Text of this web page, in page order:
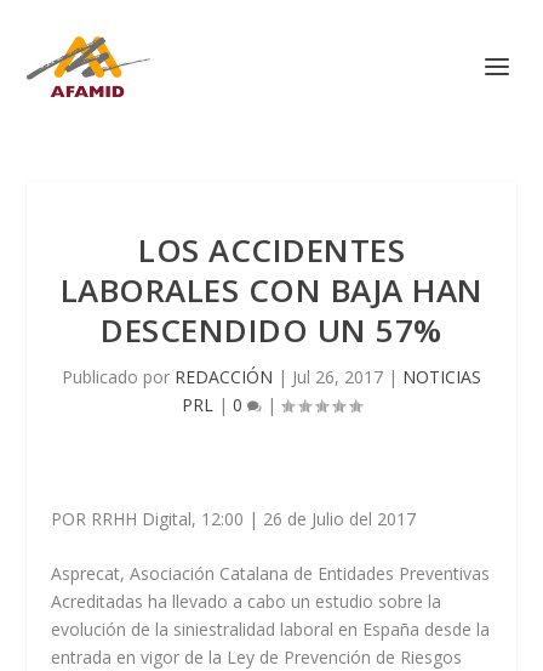
LOS ACCIDENTES
LABORALES CON BAJA HAN
DESCENDIDO UN 57%
Publicado por REDACCIÓN | Jul 26, 2017 | NOTICIAS
PRL | 0 |
POR RRHH Digital, 12:00 | 26 de Julio del 2017
Asprecat, Asociación Catalana de Entidades Preventivas
Acreditadas ha llevado a cabo un estudio sobre la
evolución de la siniestralidad laboral en España desde la
entrada en vigor de la Ley de Prevención de Riesgos